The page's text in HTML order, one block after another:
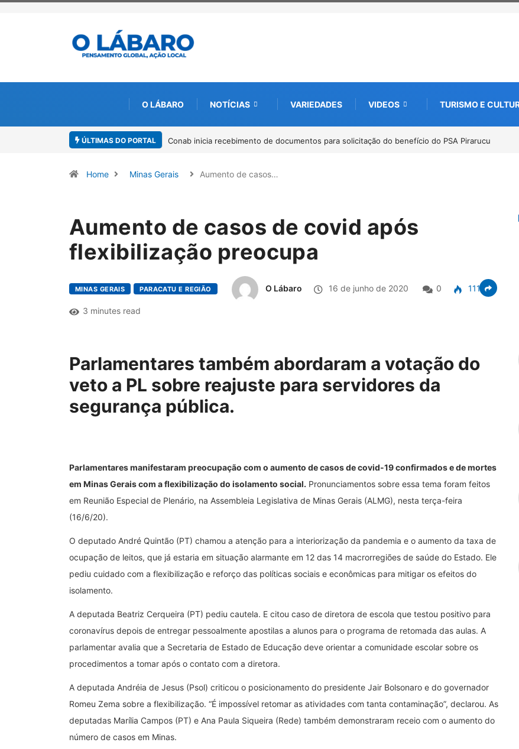
O LÁBARO NOTÍCIAS VARIEDADES VIDEOS TURISMO E
ÚLTIMAS DO PORTAL Conab inicia recebimento de documentos para solicitação do benefício do PSA Pirarucu
Home Minas Gerais Aumento de casos…
Aumento de casos de covid após
flexibilização preocupa
MINAS GERAIS PARACATU E REGIÃO O Lábaro 16 de junho de 2020 0 1114
3 minutes read
Parlamentares também abordaram a votação do
veto a PL sobre reajuste para servidores da
segurança pública.
Parlamentares manifestaram preocupação com o aumento de casos de covid-19 confirmados e de mortes
em Minas Gerais com a flexibilização do isolamento social. Pronunciamentos sobre essa tema foram feitos
em Reunião Especial de Plenário, na Assembleia Legislativa de Minas Gerais (ALMG), nesta terça-feira
(16/6/20).
O deputado André Quintão (PT) chamou a atenção para a interiorização da pandemia e o aumento da taxa de
ocupação de leitos, que já estaria em situação alarmante em 12 das 14 macrorregiões de saúde do Estado. Ele
pediu cuidado com a flexibilização e reforço das políticas sociais e econômicas para mitigar os efeitos do
isolamento.
A deputada Beatriz Cerqueira (PT) pediu cautela. E citou caso de diretora de escola que testou positivo para
coronavírus depois de entregar pessoalmente apostilas a alunos para o programa de retomada das aulas. A
parlamentar avalia que a Secretaria de Estado de Educação deve orientar a comunidade escolar sobre os
procedimentos a tomar após o contato com a diretora.
A deputada Andréia de Jesus (Psol) criticou o posicionamento do presidente Jair Bolsonaro e do governador
Romeu Zema sobre a flexibilização. “É impossível retomar as atividades com tanta contaminação”, declarou. As
deputadas Marília Campos (PT) e Ana Paula Siqueira (Rede) também demonstraram receio com o aumento do
número de casos em Minas.